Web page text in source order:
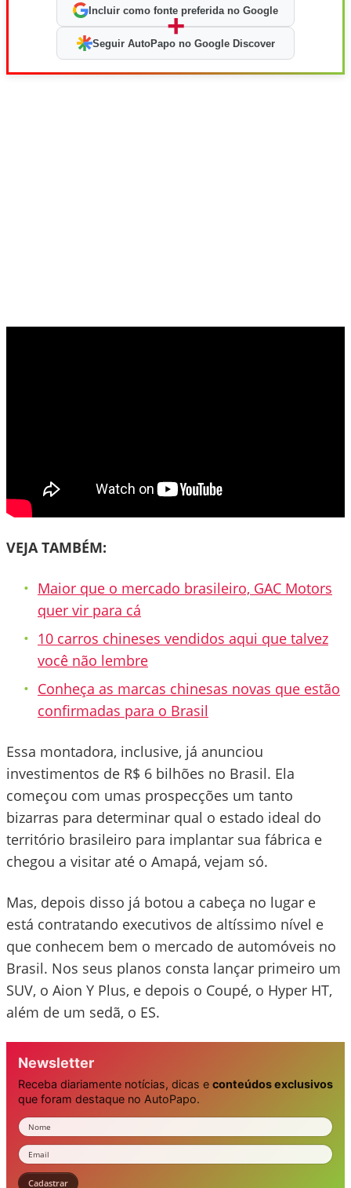
Incluir como fonte preferida no Google
+
Seguir AutoPapo no Google Discover
VEJA TAMBÉM:
Maior que o mercado brasileiro, GAC Motors
quer vir para cá
10 carros chineses vendidos aqui que talvez
você não lembre
Conheça as marcas chinesas novas que estão
confirmadas para o Brasil
Essa montadora, inclusive, já anunciou
investimentos de R$ 6 bilhões no Brasil. Ela
começou com umas prospecções um tanto
bizarras para determinar qual o estado ideal do
território brasileiro para implantar sua fábrica e
chegou a visitar até o Amapá, vejam só.
Mas, depois disso já botou a cabeça no lugar e
está contratando executivos de altíssimo nível e
que conhecem bem o mercado de automóveis no
Brasil. Nos seus planos consta lançar primeiro um
SUV, o Aion Y Plus, e depois o Coupé, o Hyper HT,
além de um sedã, o ES.
Newsletter
Receba diariamente notícias, dicas e conteúdos exclusivos
que foram destaque no AutoPapo.
Nome
Email
Cadastrar